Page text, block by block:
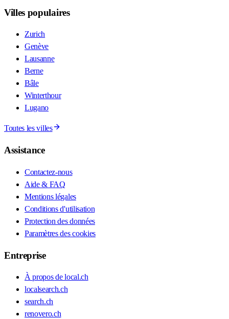
Villes populaires
Zurich
Genève
Lausanne
Berne
Bâle
Winterthour
Lugano
Toutes les villes
Assistance
Contactez-nous
Aide & FAQ
Mentions légales
Conditions d'utilisation
Protection des données
Paramètres des cookies
Entreprise
À propos de local.ch
localsearch.ch
search.ch
renovero.ch